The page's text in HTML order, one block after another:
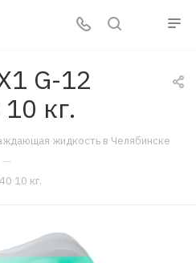
G-12
кг.
жидкость в Челябинске
—
10 кг.